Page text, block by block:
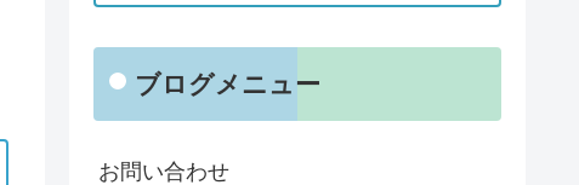
ブログメニュー
お問い合わせ